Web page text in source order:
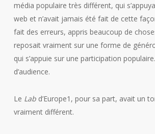
média populaire très différent, qui
web et n’avait jamais été fait de cette
fait des erreurs, appris beaucoup de
reposait vraiment sur une forme de
qui s’appuie sur une participation
d’audience.
Le Labd’Europe1, pour sa part, avait un
vraiment différent.